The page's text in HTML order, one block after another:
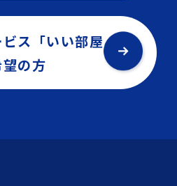
ス「いい部屋
望の方